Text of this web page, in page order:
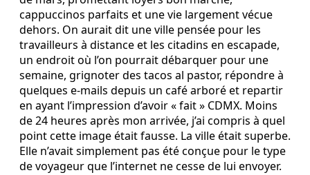
cappuccinos parfaits et une vie largement vécue
dehors. On aurait dit une ville pensée pour les
travailleurs à distance et les citadins en escapade,
un endroit où l’on pourrait débarquer pour une
semaine, grignoter des tacos al pastor, répondre à
quelques e-mails depuis un café arboré et repartir
en ayant l’impression d’avoir « fait » CDMX. Moins
de 24 heures après mon arrivée, j’ai compris à quel
point cette image était fausse. La ville était superbe.
Elle n’avait simplement pas été conçue pour le type
de voyageur que l’internet ne cesse de lui envoyer.